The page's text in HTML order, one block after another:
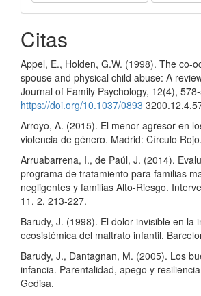
Citas
Appel, E., Holden, G.W. (1998). The co-
spouse and physical child abuse: A
Journal of Family Psychology, 12(4),
https://doi.org/10.1037/0893
Arroyo, A. (2015). El menor agresor en
violencia de género. Madrid: Círculo Rojo.
Arruabarrena, I., de Paúl, J. (2014).
programa de tratamiento para familias
negligentes y familias Alto-Riesgo.
11, 2, 213-227.
Barudy, J. (1998). El dolor invisible en la
ecosistémica del maltrato infantil.
Barudy, J., Dantagnan, M. (2005). Los
infancia. Parentalidad, apego y
Gedisa.